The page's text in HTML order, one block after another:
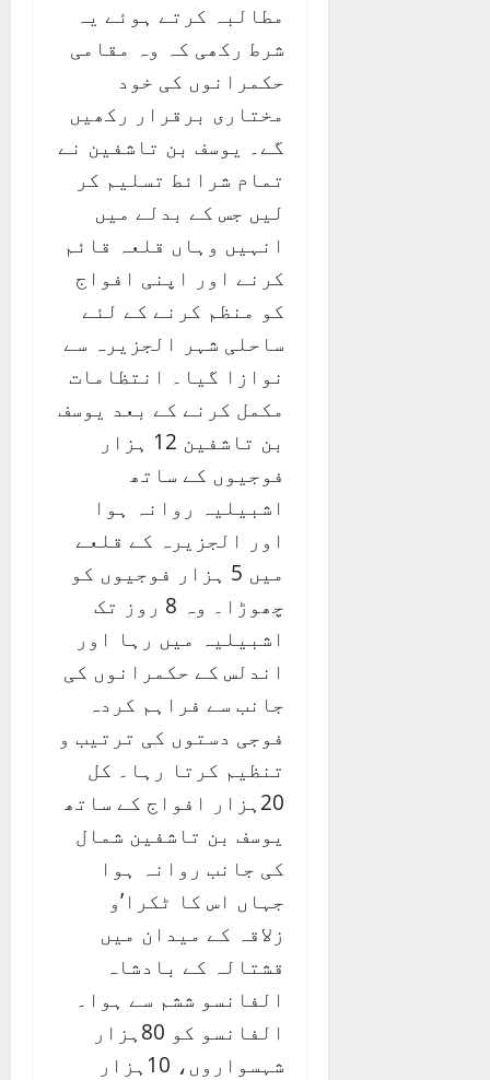
مطالبہ کرتے ہوئے یہ
شرط رکھی کہ وہ مقامی
حکمرانوں کی خود
مختاری برقرار رکھیں
گے۔ یوسف بن تاشفین نے
تمام شرائط تسلیم کر
لیں جس کے بدلے میں
انہیں وہاں قلعہ قائم
کرنے اور اپنی افواج
کو منظم کرنے کے لئے
ساحلی شہر الجزیرہ سے
نوازا گیا۔ انتظامات
مکمل کرنے کے بعد یوسف
بن تاشفین 12 ہزار
فوجیوں کے ساتھ
اشبیلیہ روانہ ہوا
اور الجزیرہ کے قلعے
میں 5 ہزار فوجیوں کو
چھوڑا۔ وہ 8 روز تک
اشبیلیہ میں رہا اور
اندلس کے حکمرانوں کی
جانب سے فراہم کردہ
فوجی دستوں کی ترتیب و
تنظیم کرتا رہا۔ کل
20ہزار افواج کے ساتھ
یوسف بن تاشفین شمال
کی جانب روانہ ہوا
جہاں اس کا ٹکرا’و
زلاقہ کے میدان میں
قشتالہ کے بادشاہ
الفانسو ششم سے ہوا۔
الفانسو کو 80ہزار
شہسواروں، 10ہزار